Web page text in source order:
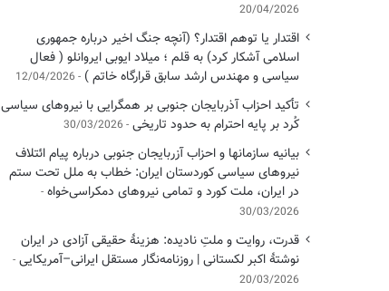
20/04/2026
اقتدار یا توهم اقتدار؟ (آنچه جنگ اخیر درباره جمهوری
اسلامی آشکار کرد) به قلم ؛ میلاد ایوبی ایروانلو ( فعال
سیاسی و مهندس ارشد سابق قرارگاه خاتم ) 12/04/2026
تأکید احزاب آذربایجان جنوبی بر همگرایی با نیروهای سیاسی
کُرد بر پایه احترام به حدود تاریخی 30/03/2026
بیانیه سازمانها و احزاب آزربایجان جنوبی درباره پیام ائتلاف
نیروهای سیاسی کوردستان ایران: خطاب به ملل تحت ستم
در ایران، ملت کورد و تمامی نیروهای دمکراسی‌خواه
30/03/2026
قدرت، روایت و ملتِ نادیده: هزینهٔ حقیقی آزادی در ایران
نوشتهٔ اکبر لکستانی | روزنامه‌نگار مستقل ایرانی–آمریکایی
20/03/2026